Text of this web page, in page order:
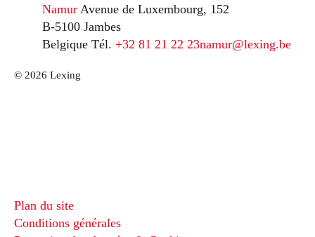
Namur Avenue de Luxembourg, 152
B-5100 Jambes
Belgique Tél. +32 81 21 22 23namur@lexing.be
© 2026 Lexing
Plan du site
Conditions générales